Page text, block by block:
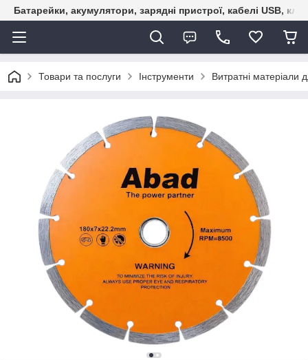
Батарейки, акумулятори, зарядні пристрої, кабелі USB,
Товари та послуги Інструменти Витратні матеріали